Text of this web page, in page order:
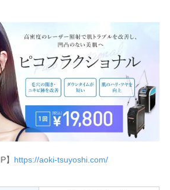
】 https://aoki-tsuyoshi.com/